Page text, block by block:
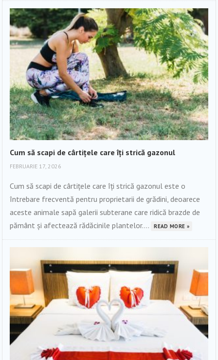
Cum să scapi de cârtițele care îți strică gazonul
FEBRUARIE 17, 2026
Cum să scapi de cârtițele care îți strică gazonul este o
întrebare frecventă pentru proprietarii de grădini, deoarece
aceste animale sapă galerii subterane care ridică brazde de
pământ și afectează rădăcinile plantelor....
READ MORE »